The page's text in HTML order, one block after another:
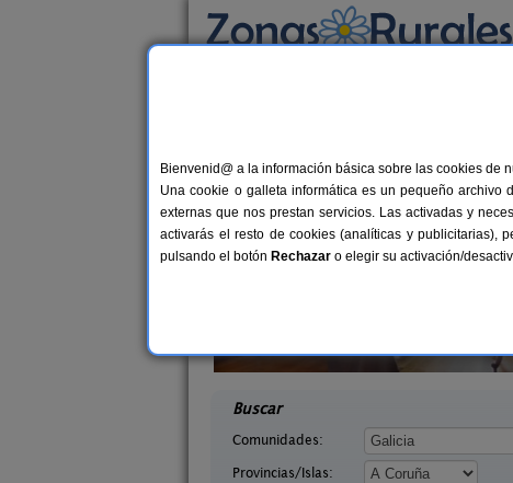
Casas Rurales cerca
30 €
Buscar
Comunidades:
Provincias/Islas:
Bienvenid@ a la información básica sobre las cookies de
Una cookie o galleta informática es un pequeño archivo
externas que nos prestan servicios. Las activadas y
activarás el resto de cookies (analíticas y publicitarias),
pulsando el botón Rechazar o elegir su activación/